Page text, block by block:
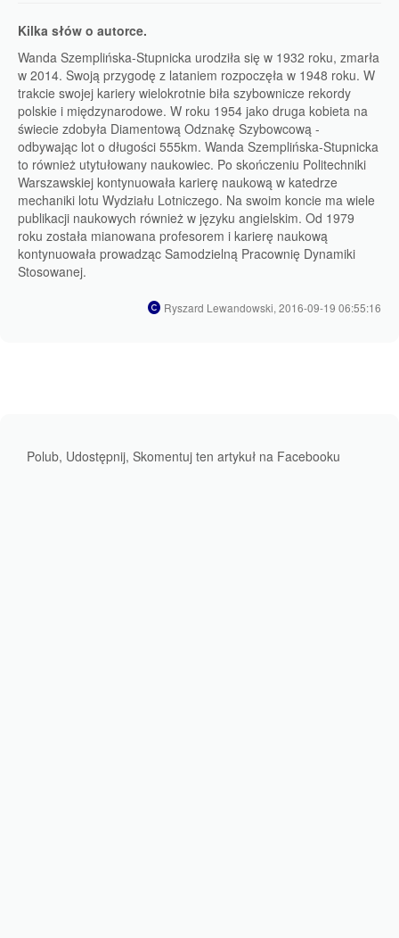
Kilka słów o autorce.
Wanda Szemplińska-Stupnicka urodziła się w 1932 roku, zmarła
w 2014. Swoją przygodę z lataniem rozpoczęła w 1948 roku. W
trakcie swojej kariery wielokrotnie biła szybownicze rekordy
polskie i międzynarodowe. W roku 1954 jako druga kobieta na
świecie zdobyła Diamentową Odznakę Szybowcową -
odbywając lot o długości 555km. Wanda Szemplińska-Stupnicka
to również utytułowany naukowiec. Po skończeniu Politechniki
Warszawskiej kontynuowała karierę naukową w katedrze
mechaniki lotu Wydziału Lotniczego. Na swoim koncie ma wiele
publikacji naukowych również w języku angielskim. Od 1979
roku została mianowana profesorem i karierę naukową
kontynuowała prowadząc Samodzielną Pracownię Dynamiki
Stosowanej.
Ryszard Lewandowski, 2016-09-19 06:55:16
Polub, Udostępnij, Skomentuj ten artykuł na Facebooku